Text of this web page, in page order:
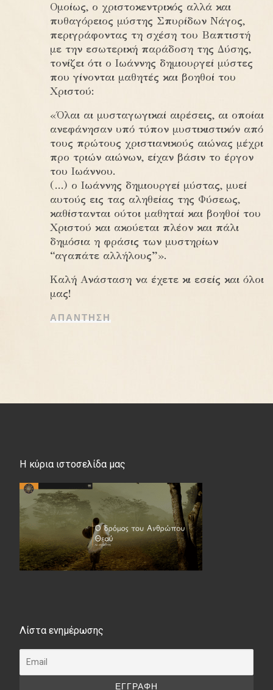
Ομοίως, ο χριστοκεντρικός αλλά και
πυθαγόρειος μύστης Σπυρίδων Νάγος,
περιγράφοντας τη σχέση του Βαπτιστή
με την εσωτερική παράδοση της Δύσης,
τονίζει ότι ο Ιωάννης δημιουργεί μύστες
που γίνονται μαθητές και βοηθοί του
Χριστού:
«Όλαι αι μυσταγωγικαί αιρέσεις, αι οποίαι
ανεφάνησαν υπό τύπον μυστικιστικόν από
τους πρώτους χριστιανικούς αιώνας μέχρι
προ τριών αιώνων, είχαν βάσιν το έργον
του Ιωάννου.
(…) ο Ιωάννης δημιουργεί μύστας, μυεί
αυτούς εις τας αληθείας της Φύσεως,
καθίστανται ούτοι μαθηταί και βοηθοί του
Χριστού και ακούεται πλέον και πάλι
δημόσια η φράσις των μυστηρίων
“αγαπάτε αλλήλους”».
Καλή Ανάσταση να έχετε κι εσείς και όλοι
μας!
ΑΠΆΝΤΗΣΗ
Η κύρια ιστοσελίδα μας
Λίστα ενημέρωσης